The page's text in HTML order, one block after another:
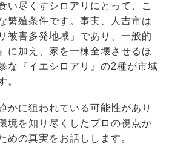
い尽くすシロアリにとって、こ
繁殖条件です。事実、人吉市は
被害多発地域」であり、一般的
に加え、家を一棟全壊させるほ
な『イエシロアリ』の2種が市域
。
かに狙われている可能性があり
境を知り尽くしたプロの視点か
めの真実をお話しします。